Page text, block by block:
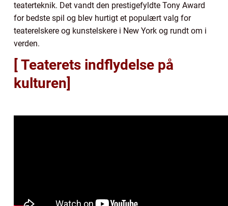
teaterteknik. Det vandt den prestigefyldte Tony Award
for bedste spil og blev hurtigt et populært valg for
teaterelskere og kunstelskere i New York og rundt om i
verden.
[ Teaterets indflydelse på
kulturen]